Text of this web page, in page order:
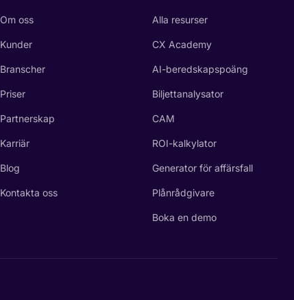
Om oss
Kunder
Branscher
Priser
Partnerskap
Karriär
Blog
Kontakta oss
Alla resurser
CX Academy
AI-beredskapspoäng
Biljettanalysator
CAM
ROI-kalkylator
Generator för affärsfall
Plånrådgivare
Boka en demo